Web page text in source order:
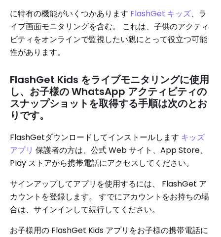
に特有の機能がいくつかあります FlashGet キッズ、ラ
イブ画面モニタリングを含む。 これは、子供のアクティ
ビティをオンラインで監視したい親にとって役立つ可能
性があります。
FlashGet Kids をライブモニタリングに使用
し、お子様の WhatsApp アクティビティの
スナップショットを取得する手順は次のとお
りです。
FlashGetダウンロードしてインストールします キッズ
アプリ 保護者の方は、公式 Web サイト、App Store、
Play ストアから携帯電話にアクセスしてください。
サインアップしてアプリを使用するには、 FlashGet ア
カウントを登録します。 すでにアカウントをお持ちの場
合は、サインインして続行してください。
お子様用の FlashGet Kids アプリをお子様の携帯電話に